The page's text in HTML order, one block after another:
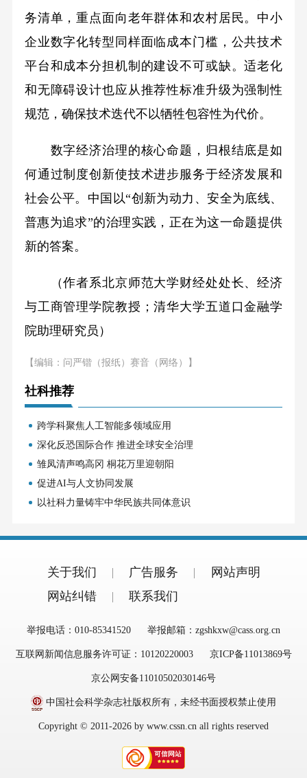
务清单，重点面向老年群体和农村居民。中小
企业数字化转型同样面临成本门槛，公共技术
平台和成本分担机制的建设不可或缺。适老化
和无障碍设计也应从推荐性标准升级为强制性
规范，确保技术迭代不以牺牲包容性为代价。
数字经济治理的核心命题，归根结底是如
何通过制度创新使技术进步服务于经济发展和
社会公平。中国以“创新为动力、安全为底线、
普惠为追求”的治理实践，正在为这一命题提供
新的答案。
（作者系北京师范大学财经处处长、经济
与工商管理学院教授；清华大学五道口金融学
院助理研究员）
【编辑：问严锴（报纸）赛音（网络）】
社科推荐
跨学科聚焦人工智能多领域应用
深化反恐国际合作 推进全球安全治理
雏凤清声鸣高冈 桐花万里迎朝阳
促进AI与人文协同发展
以社科力量铸牢中华民族共同体意识
关于我们 广告服务
网站声明
网站纠错
联系我们
举报电话：010-85341520 举报邮箱：zgshkxw@cass.org.cn
互联网新闻信息服务许可证：10120220003 京ICP备11013869号
京公网安备11010502030146号
中国社会科学杂志社版权所有，未经书面授权禁止使用
Copyright © 2011-2026 by www.cssn.cn all rights reserved